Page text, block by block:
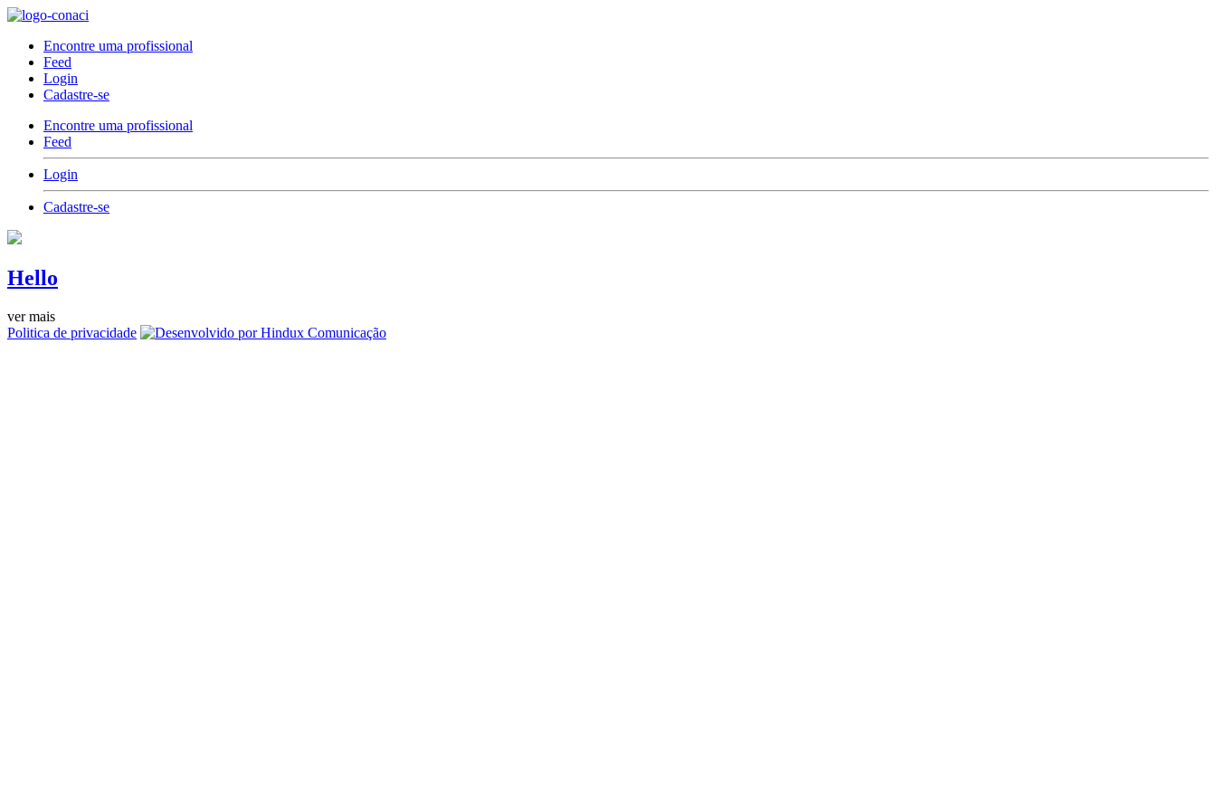
Encontre uma profissional
Feed
Login
Cadastre-se
Encontre uma profissional
Feed
Login
Cadastre-se
Hello
ver mais
Politica de privacidade